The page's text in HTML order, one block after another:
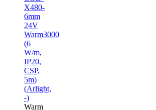
X480-
6mm
24V
Warm3000
(6
W/m,
IP20,
CSP,
5m)
(Arlight,
-)
Warm